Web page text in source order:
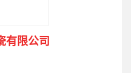
有限公司